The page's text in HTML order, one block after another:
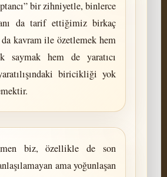
bir zihniyetle, binlerce
da tarif ettiğimiz birkaç
kavram ile özetlemek hem
saymak hem de yaratıcı
biricikliği yok
biz, özellikle de son
ama yoğunlaşan